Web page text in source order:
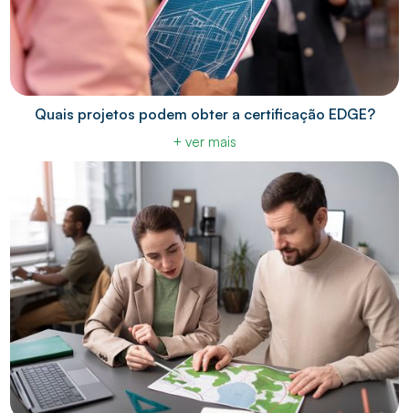
Quais projetos podem obter a certificação EDGE?
+ ver mais